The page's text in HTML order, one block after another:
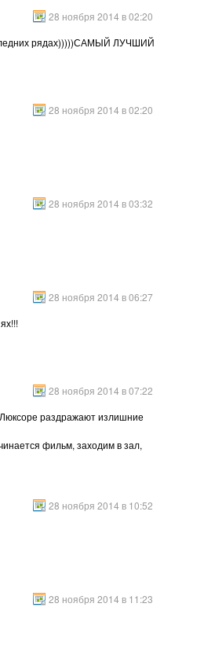
28 ноября 2014 в 02:20
рядах)))))САМЫЙ ЛУЧШИЙ
28 ноября 2014 в 02:20
28 ноября 2014 в 03:32
28 ноября 2014 в 06:27
28 ноября 2014 в 07:22
раздражают излишние
фильм, заходим в зал,
28 ноября 2014 в 10:52
28 ноября 2014 в 11:23